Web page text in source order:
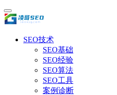
SEO技术
SEO基础
SEO经验
SEO算法
SEO工具
案例诊断